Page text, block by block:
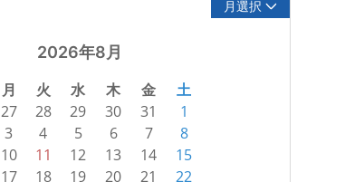
月選択
2026年8月
月 火 水 木 金 土
27 28 29 30 31
1
3 4 5 6 7
8
10 11 12 13 14
15
17 18 19 20 21
22